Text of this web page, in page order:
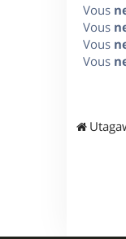
Vous
Vous
Vous
Vous